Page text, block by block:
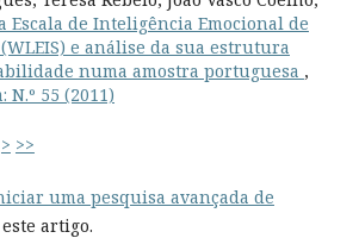
Escala de Inteligência Emocional de
e análise da sua estrutura
numa amostra portuguesa ,
N.º 55 (2011)
> >>
uma pesquisa avançada de
artigo.